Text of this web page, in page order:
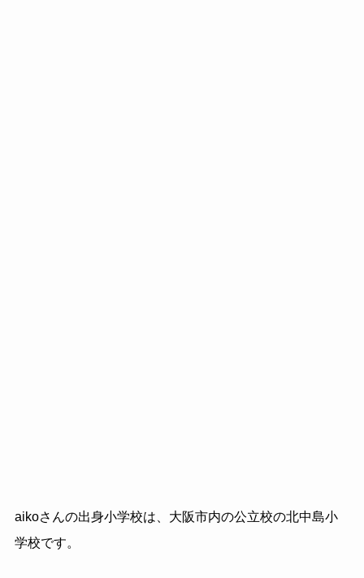
aikoさんの出身小学校は、大阪市内の公立校の北中島小
学校です。